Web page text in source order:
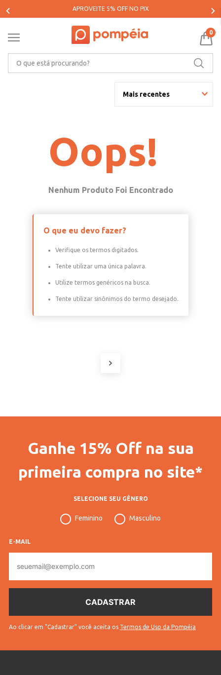
APROVEITE 5% OFF NO PIX
0
Mais recentes
Oops!
O que eu devo fazer?
Verifique os termos digitados.
Tente utilizar uma única palavra.
Utilize termos genéricos na busca.
Tente utilizar sinônimos do termo desejado.
Ganhe 15% Off na sua
primeira compra no site*
SELECIONE SEU GÊNERO
Feminino Masculino
E-MAIL
mail
Ao clicar em "Cadastrar" você aceita os Termos de Uso da Pompéia